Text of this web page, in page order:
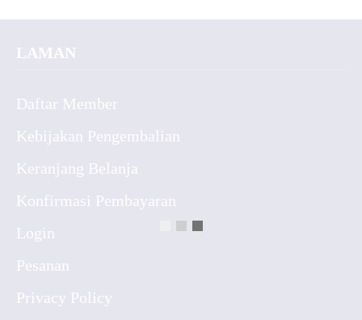
LAMAN
Daftar Member
Kebijakan Pengembalian
Keranjang Belanja
Konfirmasi Pembayaran
Login
Pesanan
Privacy Policy